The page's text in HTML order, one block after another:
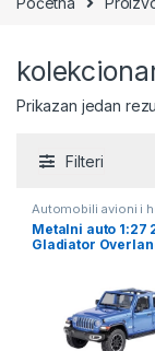
Prikazan jedan
Filteri
Automobili avioni i
Metalni auto 1:27
Gladiator